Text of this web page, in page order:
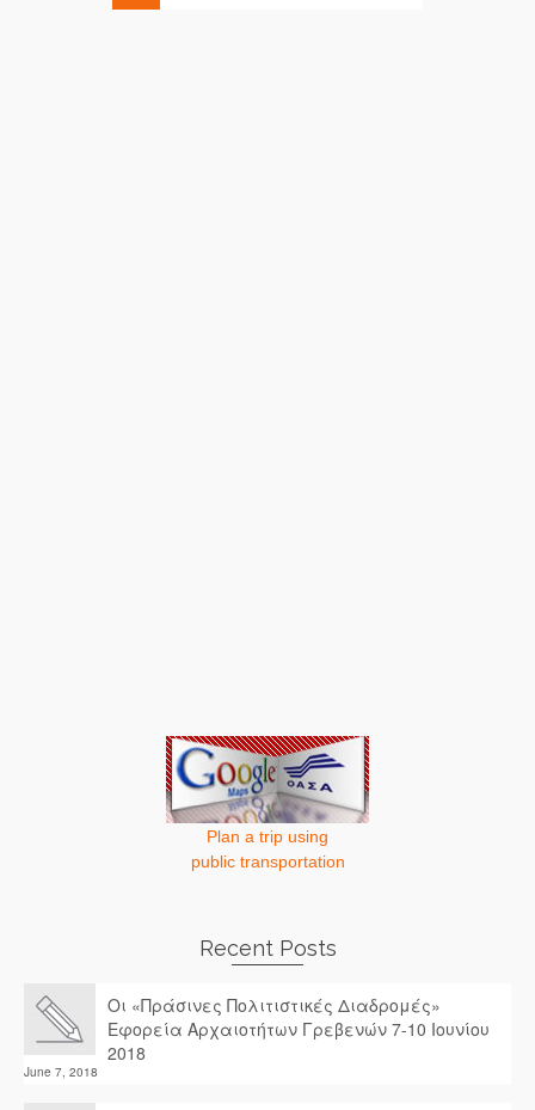
Plan a trip using
public transportation
Recent Posts
Οι «Πράσινες Πολιτιστικές Διαδρομές»
Εφορεία Αρχαιοτήτων Γρεβενών 7-10 Ιουνίου
2018
June 7, 2018